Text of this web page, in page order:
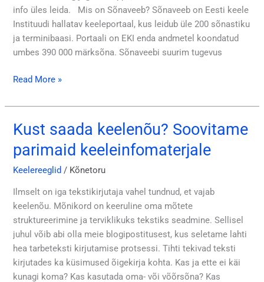
info üles leida. Mis on Sõnaveeb? Sõnaveeb on Eesti keele
Instituudi hallatav keeleportaal, kus leidub üle 200 sõnastiku
ja terminibaasi. Portaali on EKI enda andmetel koondatud
umbes 390 000 märksõna. Sõnaveebi suurim tugevus
Read More »
Kust saada keelenõu? Soovitame
parimaid keeleinfomaterjale
Keelereeglid / Kõnetoru
Ilmselt on iga tekstikirjutaja vahel tundnud, et vajab
keelenõu. Mõnikord on keeruline oma mõtete
struktureerimine ja terviklikuks tekstiks seadmine. Sellisel
juhul võib abi olla meie blogipostitusest, kus seletame lahti
hea tarbeteksti kirjutamise protsessi. Tihti tekivad teksti
kirjutades ka küsimused õigekirja kohta. Kas ja ette ei käi
kunagi koma? Kas kasutada oma- või võõrsõna? Kas
Kust
keelenõu?
Soovitame
keeleinfomaterjale